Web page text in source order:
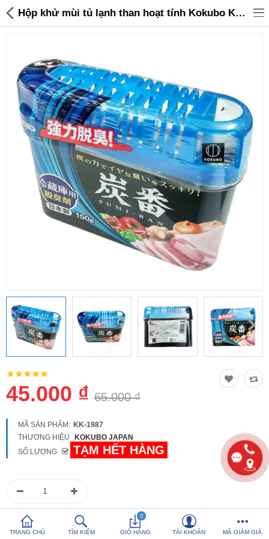
Đồ gia dụng & Nhà cửa
Điện gia dụng
Đồ tiện ích
Đồ chơi trẻ em
Sản phẩm khác
So sánh Yêu thích (0)
Hotline: 0816 505 655
Tải App SanHangRe nhận Quà
TRANG CHỦ TÌM KIẾM
0
GIỎ HÀNG TÀI KHOẢN MÃ GIẢM GIÁ
Hộp khử mùi tủ lạnh than hoạt tính Kokubo KK-1987 hàng Nhật - 45,000 | Sanhangre
45.000 ₫ 65.000 ₫
MÃ SẢN PHẨM: KK-1987
THƯƠNG HIỆU
KOKUBO JAPAN
SỐ LƯỢNG
TẠM HẾT HÀNG
0986 588 655 để được tư vấn